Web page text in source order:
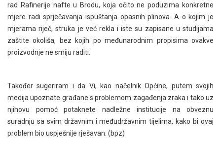
rad Rafinerije nafte u Brodu, koja očito ne poduzima konkretne
mjere radi sprječavanja ispuštanja opasnih plinova. A o kojim je
mjerama riječ, struka je već rekla i iste su zapisane u studijama
zaštite okoliša, bez kojih po međunarodnim propisima ovakve
proizvodnje ne smiju raditi.
Također sugeriram i da Vi, kao načelnik Općine, putem svojih
medija upoznate građane s problemom zagađenja zraka i tako uz
njihovu pomoć potaknete nadležne institucije na obveznu
suradnju sa svim državnim i međudržavnim tijelima, kako bi ovaj
problem bio uspješnije rješavan. (bpz)